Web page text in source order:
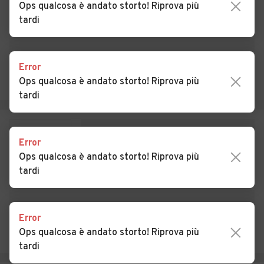
Auto usate Pignataro
Interamna
Auto usate Pofi
Auto usate Pontecorvo Auto usate Posta Fibreno
Auto usate Roccasecca
Saracinisco
di Comino
Liri
Auto usate San Giovanni
Incarico
Lazio
sul Garigliano
Garigliano
Auto usate Sant'Apollinare
Ops qualcosa è andato storto! Riprova più
tardi
Error
Ops qualcosa è andato storto! Riprova più
tardi
Error
Ops qualcosa è andato storto! Riprova più
tardi
Error
Ops qualcosa è andato storto! Riprova più
tardi